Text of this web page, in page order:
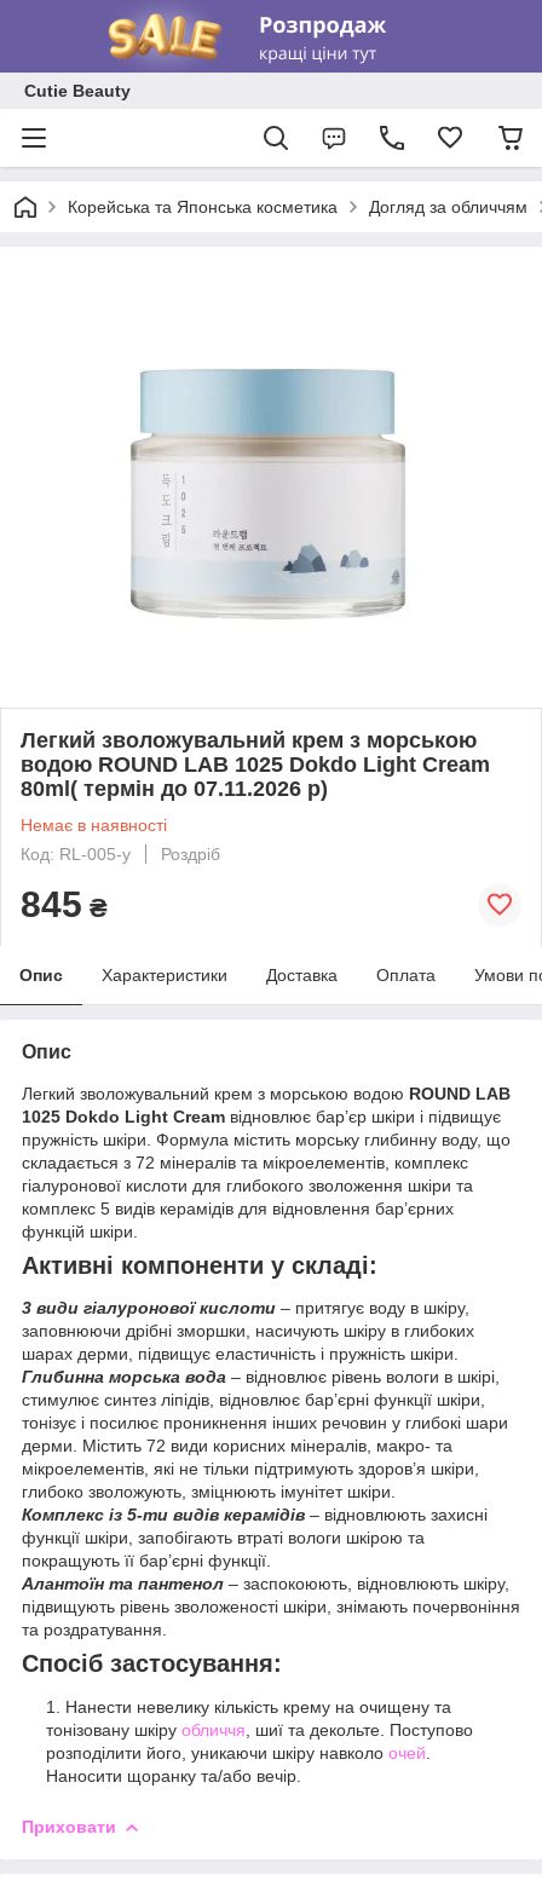
Cutie Beauty
Корейська та Японська косметика Догляд за обличчям
Легкий зволожувальний крем з морською
водою ROUND LAB 1025 Dokdo Light Cream
80ml( термін до 07.11.2026 р)
Немає в наявності
Код: RL-005-у
Роздріб
845 ₴
Опис Характеристики Доставка Оплата Умови
Опис
Легкий зволожувальний крем з морською водою ROUND LAB
1025 Dokdo Light Cream відновлює бар’єр шкіри і підвищує
пружність шкіри. Формула містить морську глибинну воду, що
складається з 72 мінералів та мікроелементів, комплекс
гіалуронової кислоти для глибокого зволоження шкіри та
комплекс 5 видів керамідів для відновлення бар’єрних
функцій шкіри.
Активні компоненти у складі:
3 види гіалуронової кислоти – притягує воду в шкіру,
заповнюючи дрібні зморшки, насичують шкіру в глибоких
шарах дерми, підвищує еластичність і пружність шкіри.
Глибинна морська вода – відновлює рівень вологи в шкірі,
стимулює синтез ліпідів, відновлює бар’єрні функції шкіри,
тонізує і посилює проникнення інших речовин у глибокі шари
дерми. Містить 72 види корисних мінералів, макро- та
мікроелементів, які не тільки підтримують здоров’я шкіри,
глибоко зволожують, зміцнюють імунітет шкіри.
Комплекс із 5-ти видів керамідів – відновлюють захисні
функції шкіри, запобігають втраті вологи шкірою та
покращують її бар’єрні функції.
Алантоїн та пантенол – заспокоюють, відновлюють шкіру,
підвищують рівень зволоженості шкіри, знімають почервоніння
та роздратування.
Спосіб застосування:
Нанести невелику кількість крему на очищену та
тонізовану шкіру обличчя , шиї та декольте. Поступово
розподілити його, уникаючи шкіру навколо очей
Наносити щоранку та/або вечір.
Приховати